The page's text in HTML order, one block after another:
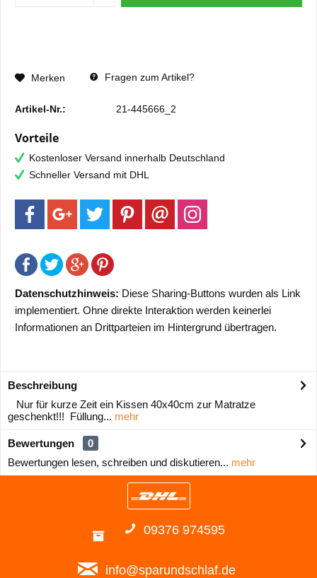
Merken Fragen zum Artikel?
Artikel-Nr.: 21-445666_2
Vorteile
Kostenloser Versand innerhalb Deutschland
Schneller Versand mit DHL
Datenschutzhinweis: Diese Sharing-Buttons wurden als Link
implementiert. Ohne direkte Interaktion werden keinerlei
Informationen an Drittparteien im Hintergrund übertragen.
Beschreibung
Nur für kurze Zeit ein Kissen 40x40cm zur Matratze
geschenkt!!! Füllung... mehr
Bewertungen
0
Bewertungen lesen, schreiben und diskutieren... mehr
09376 974595
info@sparundschlaf.de